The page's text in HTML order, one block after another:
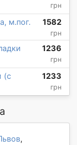
грн
м.пог. 1582
грн
1236
грн
(с
1233
грн
,